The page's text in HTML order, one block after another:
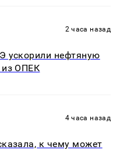
2 часа назад
ускорили нефтяную
из ОПЕК
4 часа назад
к чему может